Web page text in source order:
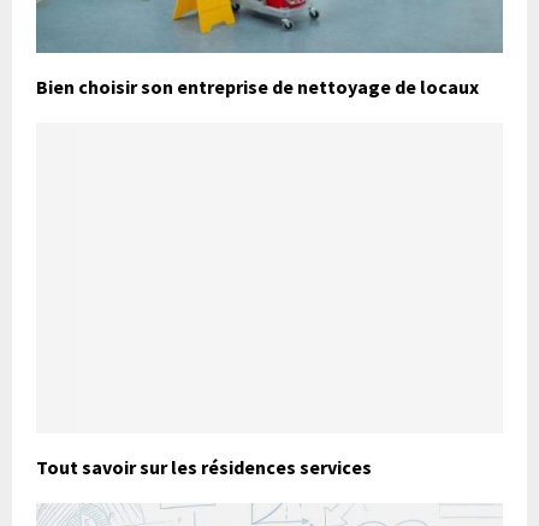
Bien choisir son entreprise de nettoyage de locaux
Tout savoir sur les résidences services